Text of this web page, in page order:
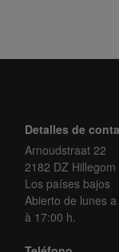
Detalles de
Arnoudstraat 22
2182 DZ Hillegom
Los países bajos
Abierto de lunes
à 17:00 h.